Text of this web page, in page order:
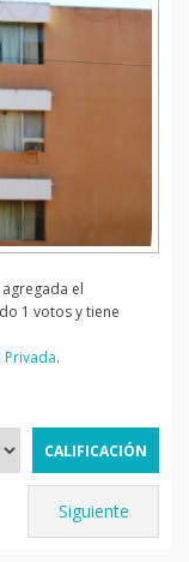
el
1 votos y tiene
.
Siguiente